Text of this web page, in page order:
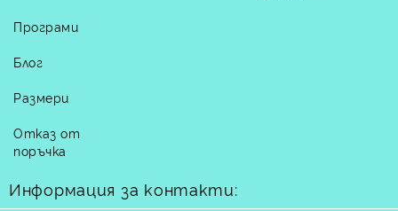
Програми
Блог
Размери
Отказ от
поръчка
Информация за контакти: